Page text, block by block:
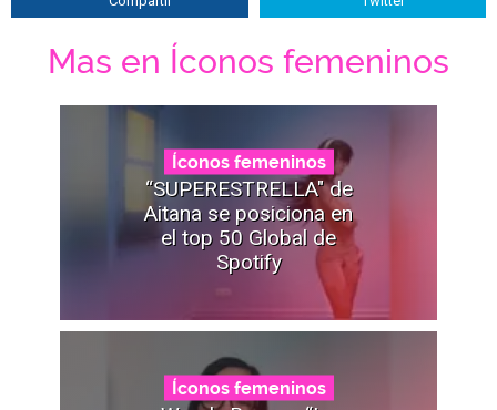
Mas en Íconos femeninos
Íconos femeninos
“SUPERESTRELLA" de
Aitana se posiciona en
el top 50 Global de
Spotify
Íconos femeninos